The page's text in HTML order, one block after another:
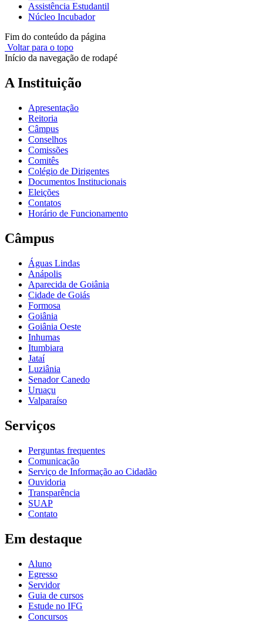
Assistência Estudantil
Núcleo Incubador
Fim do conteúdo da página
Voltar para o topo
Início da navegação de rodapé
A Instituição
Apresentação
Reitoria
Câmpus
Conselhos
Comissões
Comitês
Colégio de Dirigentes
Documentos Institucionais
Eleições
Contatos
Horário de Funcionamento
Câmpus
Águas Lindas
Anápolis
Aparecida de Goiânia
Cidade de Goiás
Formosa
Goiânia
Goiânia Oeste
Inhumas
Itumbiara
Jataí
Luziânia
Senador Canedo
Uruaçu
Valparaíso
Serviços
Perguntas frequentes
Comunicação
Serviço de Informação ao Cidadão
Ouvidoria
Transparência
SUAP
Contato
Em destaque
Aluno
Egresso
Servidor
Guia de cursos
Estude no IFG
Concursos